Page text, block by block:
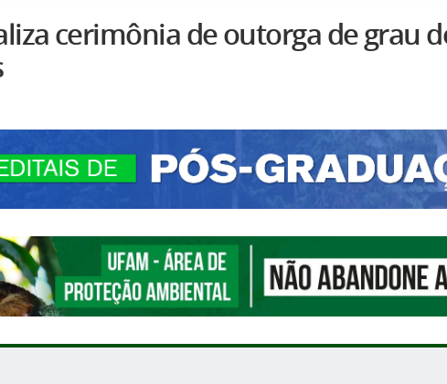
cerimônia de outorga de grau